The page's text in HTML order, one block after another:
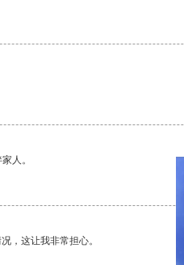
人。
，这让我非常担心。